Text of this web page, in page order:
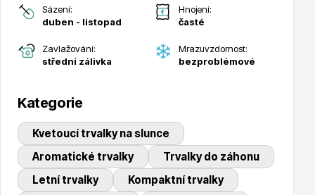
Živé ploty
Sázení:
duben - listopad
Hnojení:
časté
Zavlažování:
střední zálivka
Mrazuvzdornost:
bezproblémové
Kategorie
Kvetoucí trvalky na slunce
Aromatické trvalky
Trvalky do záhonu
Letní trvalky
Kompaktní trvalky